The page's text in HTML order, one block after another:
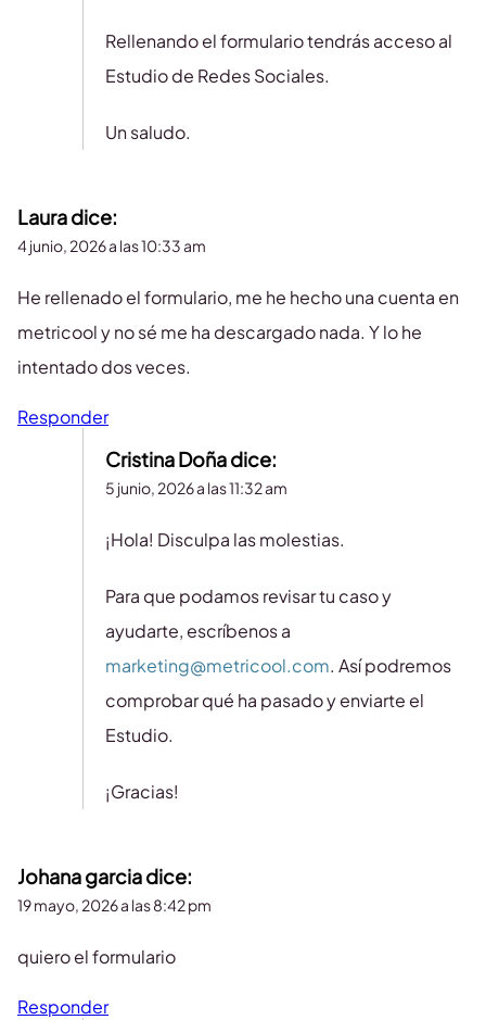
Rellenando el formulario tendrás acceso al
Estudio de Redes Sociales.
Un saludo.
Lauradice:
4 junio, 2026 a las 10:33 am
He rellenado el formulario, me he hecho una cuenta en
metricool y no sé me ha descargado nada. Y lo he
intentado dos veces.
Responder
Cristina Doñadice:
5 junio, 2026 a las 11:32 am
¡Hola! Disculpa las molestias.
Para que podamos revisar tu caso y
ayudarte, escríbenos a
marketing@metricool.com. Así podremos
comprobar qué ha pasado y enviarte el
Estudio.
¡Gracias!
Johana garciadice:
19 mayo, 2026 a las 8:42 pm
quiero el formulario
Responder